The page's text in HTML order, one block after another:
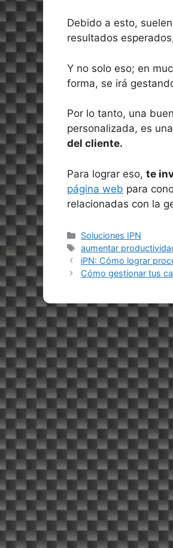
Debido a esto,
resultados
Y no solo eso; en
forma, se irá
Por lo tanto, una
personalizada, es una
del cliente.
Para lograr eso, te
página web para
relacionadas con la
Categorías
Soluciones IPN
Etiquetas
aumentar
iPN: Cómo lograr
Cómo gestionar tus